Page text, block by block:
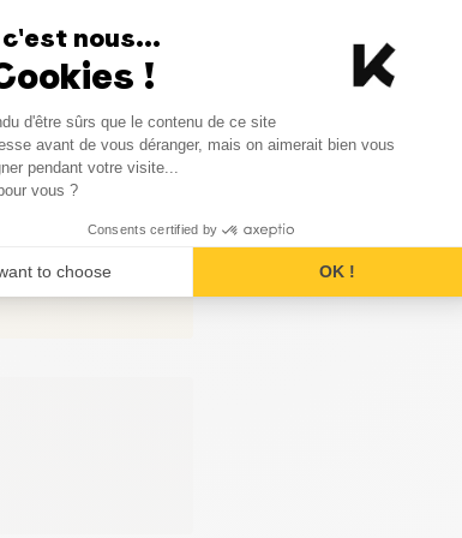
avis
0 avis
trop bon
nous...
!
Management
d'être sûrs que le contenu de ce site
avant de vous déranger, mais on aimerait bien vous
pendant votre visite...
vous ?
Consents certified by
to choose OK !
Axeptio consent